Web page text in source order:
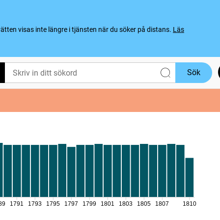
visas inte längre i tjänsten när du söker på distans. Läs
Sök
1791 1793 1795 1797 1799 1801 1803 1805 1807 1810